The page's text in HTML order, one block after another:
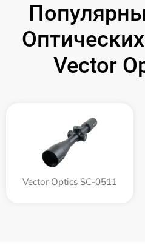
Vector
Vector Optics SC-0511